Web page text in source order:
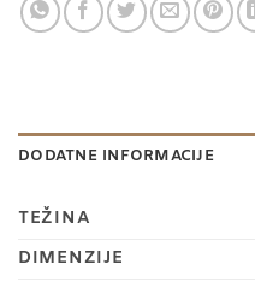
DODATNE INFORMACIJE
TEŽINA
DIMENZIJE